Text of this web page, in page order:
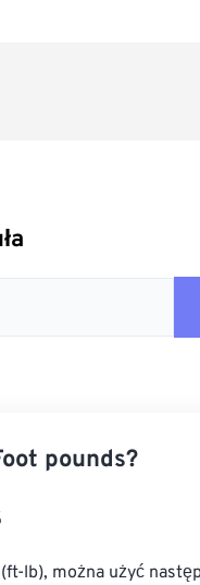
pounds?
lb), można użyć